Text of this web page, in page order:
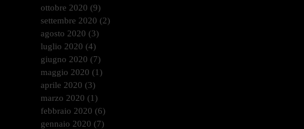
ottobre 2020 (9)
settembre 2020 (2)
agosto 2020 (3)
luglio 2020 (4)
giugno 2020 (7)
maggio 2020 (1)
aprile 2020 (3)
marzo 2020 (1)
febbraio 2020 (6)
gennaio 2020 (7)